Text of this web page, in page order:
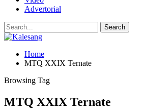
Advertorial
Home
MTQ XXIX Ternate
Browsing Tag
MTQ XXIX Ternate